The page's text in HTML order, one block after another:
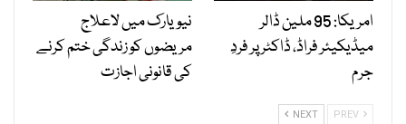
امریکا: 95 ملین ڈالر
میڈیکیئر فراڈ، ڈاکٹر پر فردِ
جرم
نیویارک میں لاعلاج
مریضوں کو زندگی ختم کرنے
کی قانونی اجازت
NEXT